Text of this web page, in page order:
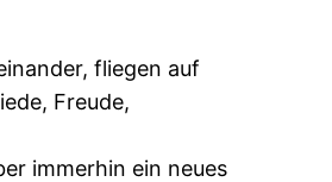
fliegen auf
Freude,
immerhin ein neues